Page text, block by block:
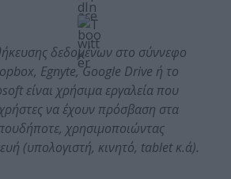
δεδομένων στο σύννεφο
, Egnyte,Google Drive ή το
είναι χρήσιμα εργαλεία που
να έχουν πρόσβαση στα
χρησιμοποιώντας
(υπολογιστή, κινητό, tabletκ.ά).